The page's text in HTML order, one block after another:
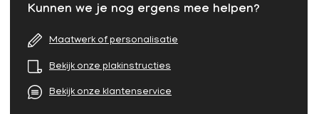
Kunnen we je nog ergens mee helpen?
Maatwerk of personalisatie
Bekijk onze plakinstructies
Bekijk onze klantenservice